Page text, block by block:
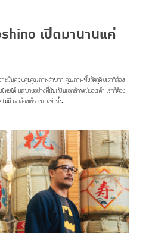
เปิดมานานแค่
าะมันควบคุมคุณภาพลำบาก คุณภาพทั้งวัตถุดิบเราก็ต้อง
ยได้ แต่บางอย่างที่มันเป็นเอกลักษณ์ของเค้า เราก็ต้อง
มี เราต้องใช้ของเขาเท่านั้น